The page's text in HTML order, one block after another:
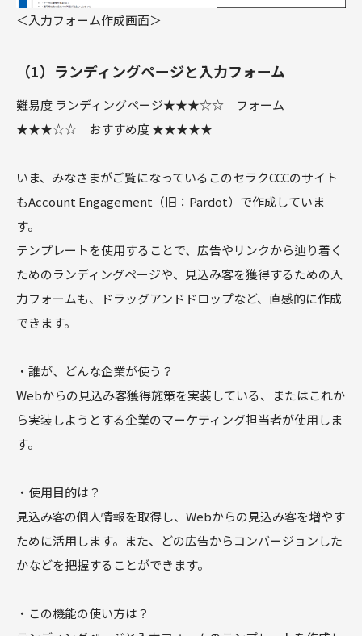
＜入力フォーム作成画面＞
（1）ランディングページと入力フォーム
難易度 ランディングページ★★★☆☆ フォーム
★★★☆☆ おすすめ度 ★★★★★
いま、みなさまがご覧になっているこのセラクCCCのサイト
もAccount Engagement（旧：Pardot）で作成していま
す。
テンプレートを使用することで、広告やリンクから辿り着く
ためのランディングページや、見込み客を獲得するための入
力フォームも、ドラッグアンドドロップなど、直感的に作成
できます。
・誰が、どんな企業が使う？
Webからの見込み客獲得施策を実装している、またはこれか
ら実装しようとする企業のマーケティング担当者が使用しま
す。
・使用目的は？
見込み客の個人情報を取得し、Webからの見込み客を増やす
ために活用します。また、どの広告からコンバージョンした
かなどを把握することができます。
・この機能の使い方は？